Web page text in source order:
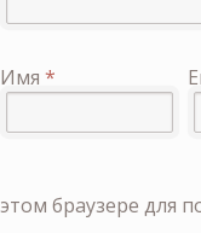
Имя *
этом браузере для